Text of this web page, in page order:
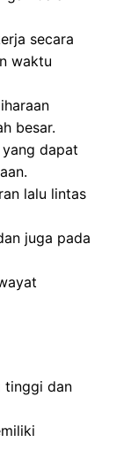
secara
waktu
besar.
dapat
lalu lintas
juga pada
tinggi dan